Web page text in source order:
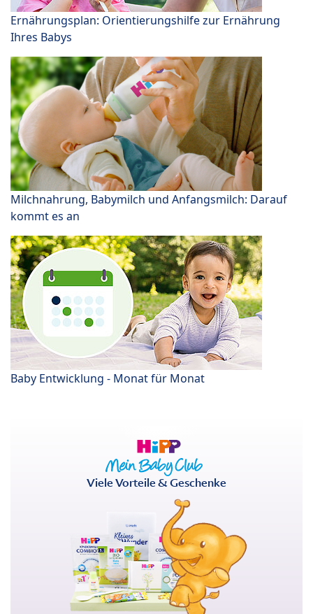
Ernährungsplan: Orientierungshilfe zur Ernährung
Ihres Babys
Milchnahrung, Babymilch und Anfangsmilch: Darauf
kommt es an
Baby Entwicklung - Monat für Monat
Viele Vorteile & Geschenke